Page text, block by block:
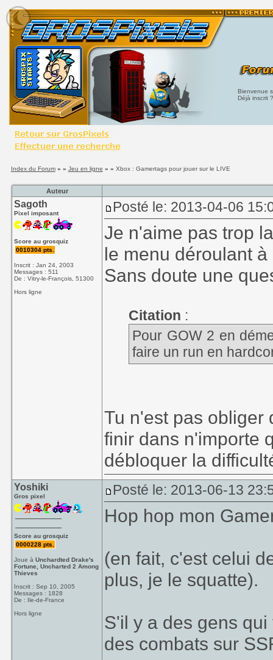
Bienvenue
Déjà inscrit
Index du Forum» » Jeu en ligne » » Xbox : Gamertags pour jouer sur le LIVE
Auteur
Sagoth
Pixel imposant
Score au grosquiz
0010304 pts.
Inscrit : Jan 24, 2003
Messages : 511
De : Vitry-le-François, 51300
Hors ligne
Posté le: 2013-04-06
Je n'aime pas trop
le menu déroulant à
Sans doute une
Citation :
Pour GOW 2 en
faire un run en
Tu n'est pas obliger
finir dans n'importe
débloquer la
Yoshiki
Gros pixel
Score au grosquiz
0000228 pts.
Joue àUnchardted Drake's
Fortune, Uncharted 2 Among
Thieves
Inscrit : Sep 10, 2005
Messages : 1828
De : Ile-de-France
Hors ligne
Posté le: 2013-06-13
Hop hop mon
(en fait, c'est celui
plus, je le squatte).
S'il y a des gens
des combats sur